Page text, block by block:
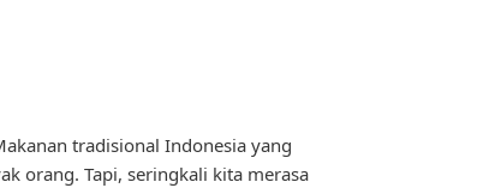
tradisional Indonesia yang
orang. Tapi, seringkali kita merasa